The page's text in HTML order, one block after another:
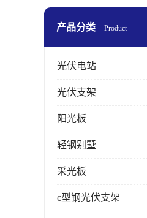
产品分类 Product
光伏电站
光伏支架
阳光板
轻钢别墅
采光板
c型钢光伏支架